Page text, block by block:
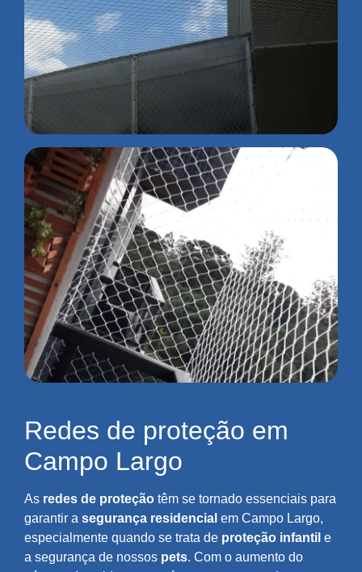
Redes de proteção em
Campo Largo
As redes de proteção têm se tornado essenciais para
garantir a segurança residencial em Campo Largo,
especialmente quando se trata de proteção infantil e
a segurança de nossos pets. Com o aumento do